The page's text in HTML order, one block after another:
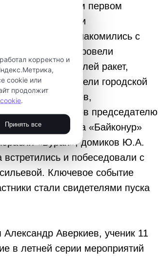
о своем первом
посетили
Челомея, познакомились с
провели
моделей ракет,
осмотрели городской
космонавтов,
космонавтов председателю
космодрома «Байконур»
«Буран», домиков Ю.А.
и побеседовали с
Ключевое событие
стали свидетелями пуска
Аверкиев, ученик 11
в летней серии мероприятий
корректно и
cookie или
продолжит
Принять все